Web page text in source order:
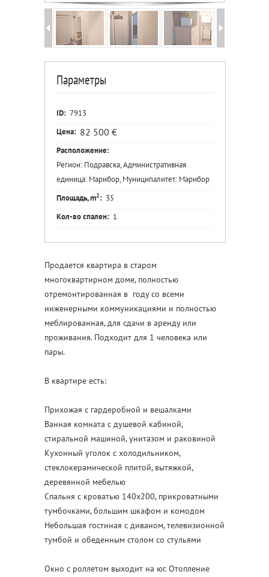
Параметры
ID: 7913
Цена: 82 500 €
Расположение:
Регион: Подравска, Административная
единица: Марибор, Муниципалитет: Марибор
Площадь, m2: 35
Кол-во спален: 1
Продается квартира в старом
многоквартирном доме, полностью
отремонтированная в году со всеми
инженерными коммуникациями и полностью
меблированная, для сдачи в аренду или
проживания. Подходит для 1 человека или
пары.
В квартире есть:
Прихожая с гардеробной и вешалками
Ванная комната с душевой кабиной,
стиральной машиной, унитазом и раковиной
Кухонный уголок с холодильником,
стеклокерамической плитой, вытяжкой,
деревянной мебелью
Спальня с кроватью 140x200, прикроватными
тумбочками, большим шкафом и комодом
Небольшая гостиная с диваном, телевизионной
тумбой и обеденным столом со стульями
Окно с роллетом выходит на юг. Отопление